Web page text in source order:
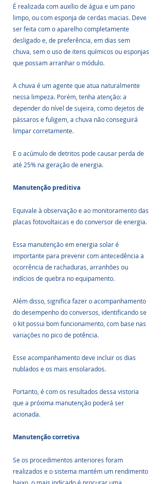
É realizada com auxílio de água e um pano
limpo, ou com esponja de cerdas macias. Deve
ser feita com o aparelho completamente
desligado e, de preferência, em dias sem
chuva, sem o uso de itens químicos ou esponjas
que possam arranhar o módulo.
A chuva é um agente que atua naturalmente
nessa limpeza. Porém, tenha atenção: a
depender do nível de sujeira, como dejetos de
pássaros e fuligem, a chuva não conseguirá
limpar corretamente.
E o acúmulo de detritos pode causar perda de
até 25% na geração de energia.
Manutenção preditiva
Equivale à observação e ao monitoramento das
placas fotovoltaicas e do conversor de energia.
Essa manutenção em energia solar é
importante para prevenir com antecedência a
ocorrência de rachaduras, arranhões ou
indícios de quebra no equipamento.
Além disso, significa fazer o acompanhamento
do desempenho do conversos, identificando se
o kit possui bom funcionamento, com base nas
variações no pico de potência.
Esse acompanhamento deve incluir os dias
nublados e os mais ensolarados.
Portanto, é com os resultados dessa vistoria
que a próxima manutenção poderá ser
acionada.
Manutenção corretiva
Se os procedimentos anteriores foram
realizados e o sistema mantém um rendimento